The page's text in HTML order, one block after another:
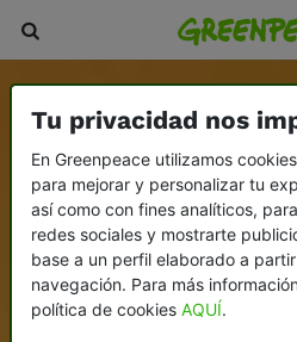
Tu privacidad nos
En Greenpeace utilizamos
para mejorar y personalizar tu
así como con fines analíticos,
redes sociales y mostrarte
base a un perfil elaborado a
navegación. Para más
política de cookies AQUÍ.